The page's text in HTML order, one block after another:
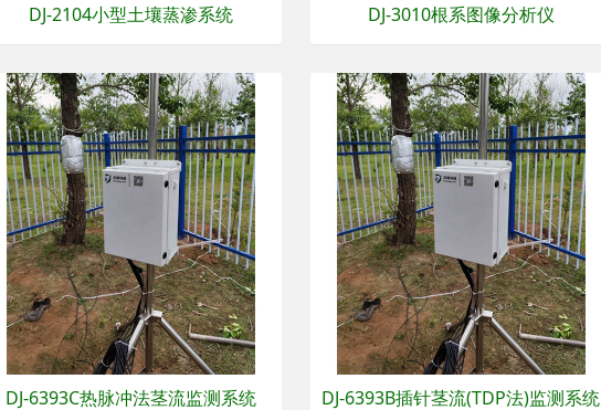
DJ-2104小型土壤蒸渗系统 DJ-3010根系图像分析仪
DJ-6393C热脉冲法茎流监测系统 DJ-6393B插针茎流(TDP法)监测系统